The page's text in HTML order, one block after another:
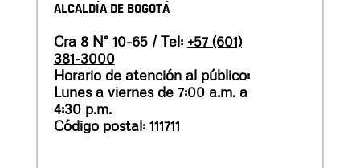
ALCALDÍA DE BOGOTÁ
Cra 8 N° 10-65 / Tel: +57 (601)
381-3000
Horario de atención al público:
Lunes a viernes de 7:00 a.m. a
4:30 p.m.
Código postal: 111711